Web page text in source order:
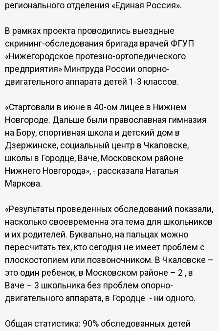
регионального отделения «Единая Россия».
В рамках проекта проводились выездные
скрининг-обследования бригада врачей ФГУП
«Нижегородское протезно-ортопедического
предприятия» Минтруда России опорно-
двигательного аппарата детей 1-3 классов.
«Стартовали в июне в 40-ом лицее в Нижнем
Новгороде. Дальше были православная гимназия
на Бору, спортивная школа и детский дом в
Дзержинске, социальный центр в Чкаловске,
школы в Городце, Ваче, Московском районе
Нижнего Новгорода», - рассказала Наталья
Маркова.
«Результаты проведенных обследований показали,
насколько своевременна эта тема для школьников
и их родителей. Буквально, на пальцах можно
пересчитать тех, кто сегодня не имеет проблем с
плоскостопием или позвоночником. В Чкаловске –
это один ребенок, в Московском районе – 2 , в
Ваче – 3 школьника без проблем опорно-
двигательного аппарата, в Городце - ни одного.
Общая статистика: 90% обследованных детей